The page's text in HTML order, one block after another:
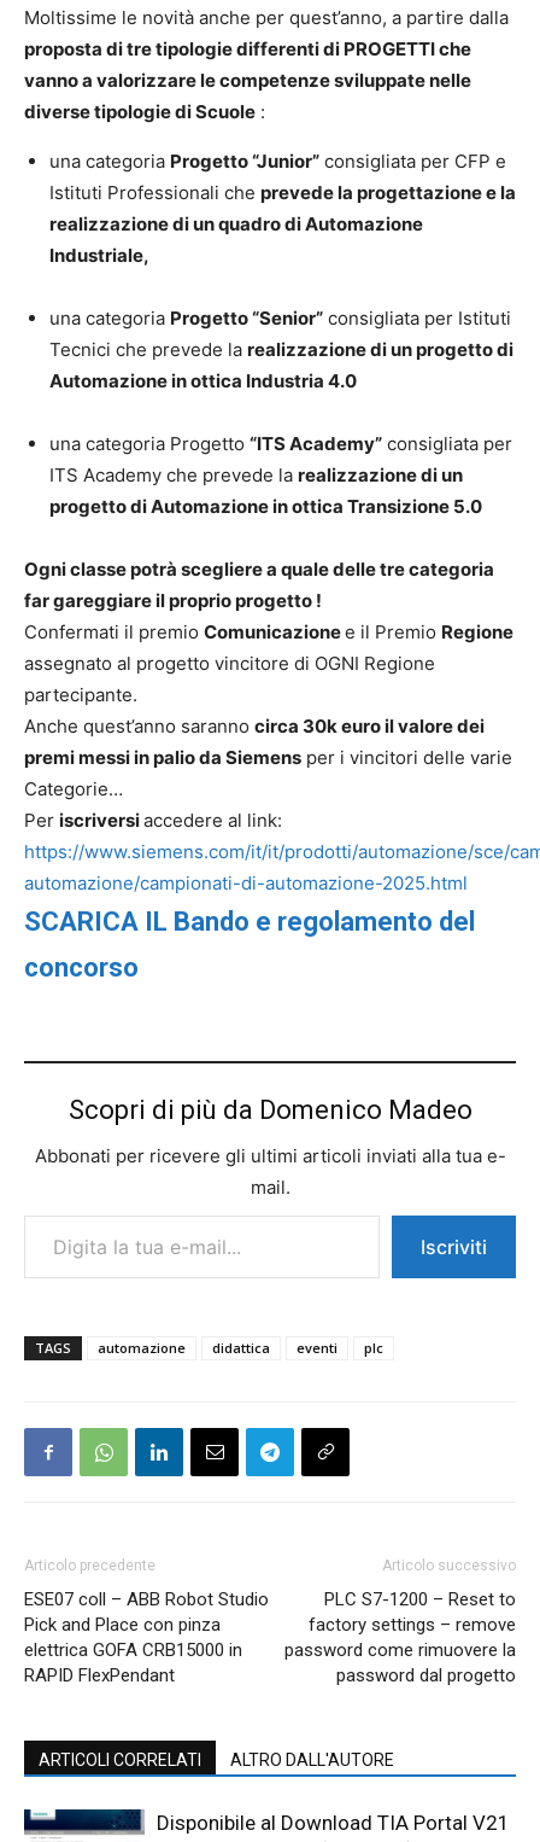
Moltissime le novità anche per quest’anno, a partire dalla
proposta di tre tipologie differenti di PROGETTI che
vanno a valorizzare le competenze sviluppate nelle
diverse tipologie di Scuole :
una categoria Progetto “Junior” consigliata per CFP e
Istituti Professionali che prevede la progettazione e la
realizzazione di un quadro di Automazione
Industriale,
una categoria Progetto “Senior” consigliata per Istituti
Tecnici che prevede la realizzazione di un progetto di
Automazione in ottica Industria 4.0
una categoria Progetto “ITS Academy” consigliata per
ITS Academy che prevede la realizzazione di un
progetto di Automazione in ottica Transizione 5.0
Ogni classe potrà scegliere a quale delle tre categoria
far gareggiare il proprio progetto !
Confermati il premio Comunicazionee il Premio Regione
assegnato al progetto vincitore di OGNI Regione
partecipante.
Anche quest’anno saranno circa 30k euro il valore dei
premi messi in palio da Siemens per i vincitori delle varie
Categorie…
Per iscriversiaccedere al link:
https://www.siemens.com/it/it/prodotti/automazione/sce/
automazione/campionati-di-automazione-2025.html
SCARICA IL Bando e regolamento del
concorso
Scopri di più da Domenico Madeo
Abbonati per ricevere gli ultimi articoli inviati alla tua e-
mail.
Digita la tua e-mail...
Iscriviti
TAGS automazione didattica eventi plc
Articolo precedente
ESE07 coll – ABB Robot Studio
Pick and Place con pinza
elettrica GOFA CRB15000 in
RAPID FlexPendant
Articolo successivo
PLC S7-1200 – Reset to
factory settings – remove
password come rimuovere la
password dal progetto
ARTICOLI CORRELATI ALTRO DALL'AUTORE
Disponibile al Download TIA Portal V21